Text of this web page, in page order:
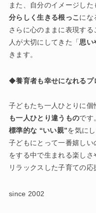
また、自分のイメージし
分らしく生きる根っこ にな
さらに心のままに表現す
人が大切にしてきた「思い
きます。
◆養育者も幸せになれるプ
子どもたち一人ひとりに
も一人ひとり違うものです
標準的な “いい親”を気に
子どもにとって一番嬉し
をする中で生まれる楽し
リラックスした子育ての応
since 2002